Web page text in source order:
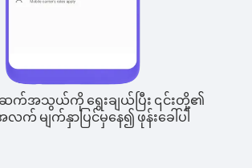
ဆက်အသွယ်ကို ရွေးချယ်ပြီး ၎င်းတို့၏
က် မျက်နှာပြင်မှနေ၍ ဖုန်းခေါ်ပါ